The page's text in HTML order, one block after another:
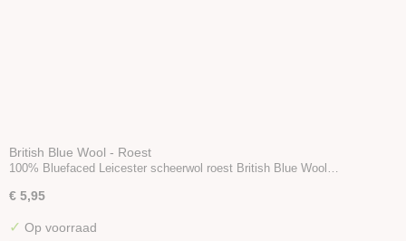
British Blue Wool - Roest
100% Bluefaced Leicester scheerwol roest British Blue Wool…
€ 5,95
✓ Op voorraad